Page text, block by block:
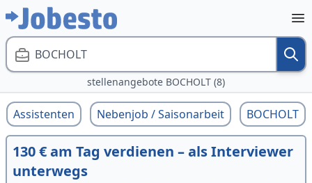
BOCHOLT
stellenangebote BOCHOLT (8)
Assistenten Nebenjob / Saisonarbeit BOCHOLT
130 € am Tag verdienen – als Interviewer
unterwegs